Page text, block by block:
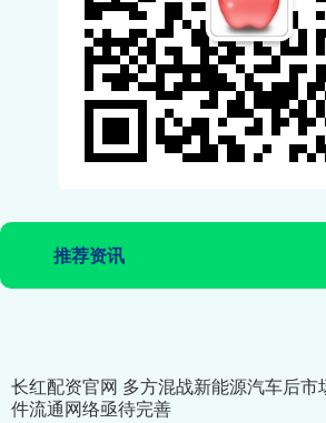
推荐资讯
长红配资官网 多方混战新能源汽车后市
件流通网络亟待完善